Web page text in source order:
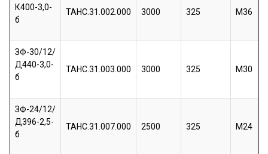
К400-3,0-
б
ТАНС.31.002.000 3000 325 М36
ЗФ-30/12/
Д440-3,0-
б
ТАНС.31.003.000 3000 325 М30
ЗФ-24/12/
Д396-2,5-
б
ТАНС.31.007.000 2500 325 М24